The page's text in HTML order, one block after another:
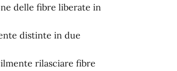
delle fibre liberate in
distinte in due
rilasciare fibre